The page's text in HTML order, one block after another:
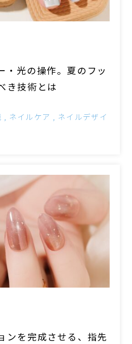
・光の操作。夏のフッ
き技術とは
ネイルケア
ネイルデザイ
ンを完成させる、指先